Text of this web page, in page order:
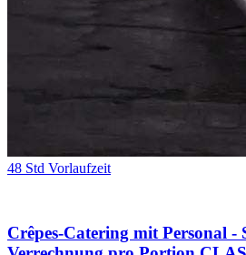
48 Std Vorlaufzeit
Crêpes-Catering mit Personal -